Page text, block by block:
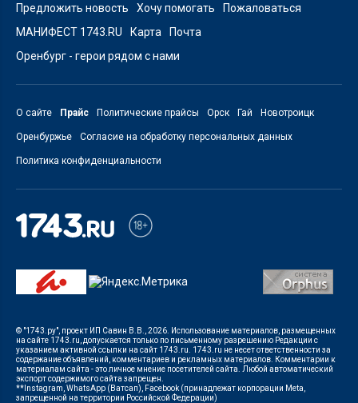
Предложить новость
Хочу помогать
Пожаловаться
МАНИФЕСТ 1743.RU
Карта
Почта
Оренбург - герои рядом с нами
О сайте Прайс Политические прайсы Орск Гай Новотроицк
Оренбуржье Согласие на обработку персональных данных
Политика конфиденциальности
© "1743.ру", проект ИП Савин В.В., 2026. Использование материалов, размещенных
на сайте 1743.ru, допускается только по письменному разрешению Редакции с
указанием активной ссылки на сайт 1743.ru. 1743.ru не несет ответственности за
содержание объявлений, комментариев и рекламных материалов. Комментарии к
материалам сайта - это личное мнение посетителей сайта. Любой автоматический
экспорт содержимого сайта запрещен.
**Instagram, WhatsApp (Ватсап), Facebook (принадлежат корпорации Meta,
запрещенной на территории Российской Федерации)